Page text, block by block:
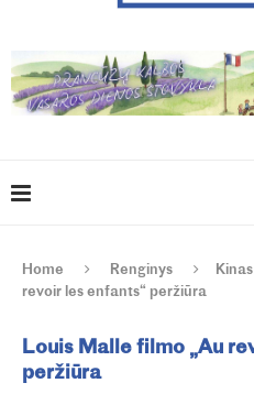
Home Renginys Kinas
revoir les enfants“ peržiūra
Louis Malle filmo „Au
peržiūra